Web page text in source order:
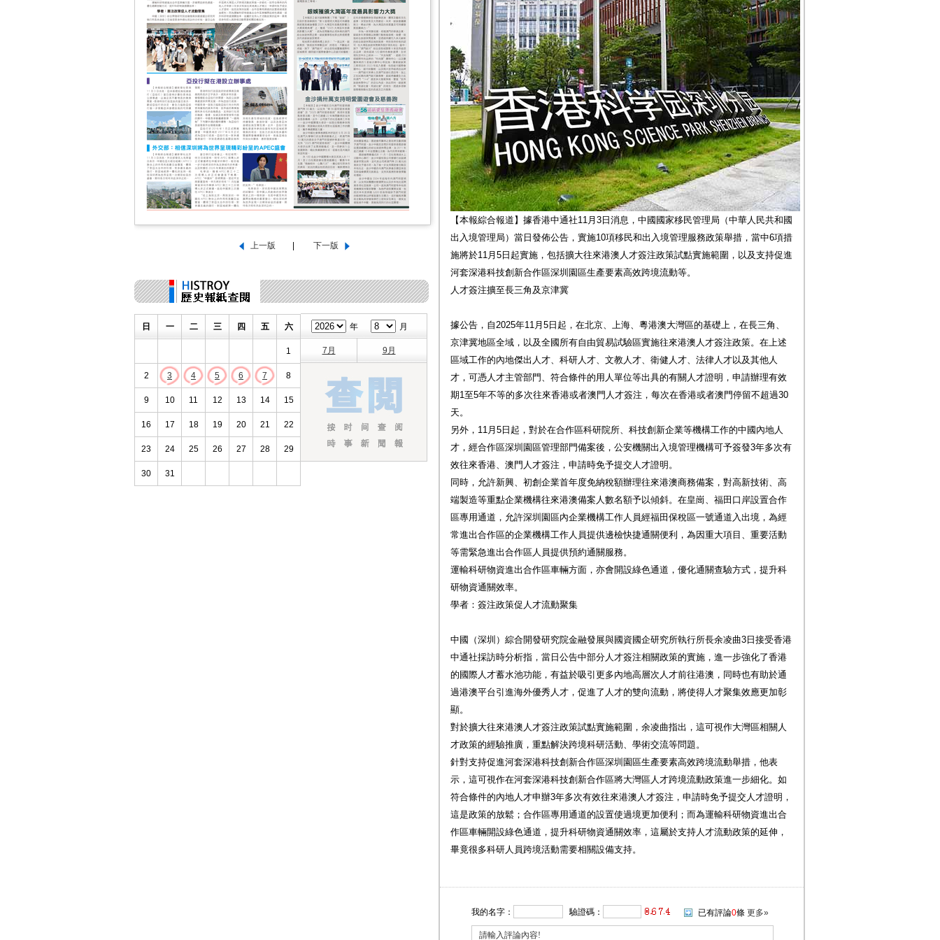
日 一 二 三 四 五 六
1
2 3 4 5 6 7 8
9 10 11 12 13 14 15
16 17 18 19 20 21 22
23 24 25 26 27 28 29
30 31
年 月
7月 9月
【本報綜合報道】據香港中通社11月3日消息，中國國家移民管理局（中華人民共和國
出入境管理局）當日發佈公告，實施10項移民和出入境管理服務政策舉措，當中6項措
施將於11月5日起實施，包括擴大往來港澳人才簽注政策試點實施範圍，以及支持促進
河套深港科技創新合作區深圳園區生產要素高效跨境流動等。
人才簽注擴至長三角及京津冀
據公告，自2025年11月5日起，在北京、上海、粵港澳大灣區的基礎上，在長三角、
京津冀地區全域，以及全國所有自由貿易試驗區實施往來港澳人才簽注政策。在上述
區域工作的內地傑出人才、科研人才、文教人才、衛健人才、法律人才以及其他人
才，可憑人才主管部門、符合條件的用人單位等出具的有關人才證明，申請辦理有效
期1至5年不等的多次往來香港或者澳門人才簽注，每次在香港或者澳門停留不超過30
天。
另外，11月5日起，對於在合作區科研院所、科技創新企業等機構工作的中國內地人
才，經合作區深圳園區管理部門備案後，公安機關出入境管理機構可予簽發3年多次有
效往來香港、澳門人才簽注，申請時免予提交人才證明。
同時，允許新興、初創企業首年度免納稅額辦理往來港澳商務備案，對高新技術、高
端製造等重點企業機構往來港澳備案人數名額予以傾斜。在皇崗、福田口岸設置合作
區專用通道，允許深圳園區內企業機構工作人員經福田保稅區一號通道入出境，為經
常進出合作區的企業機構工作人員提供邊檢快捷通關便利，為因重大項目、重要活動
等需緊急進出合作區人員提供預約通關服務。
運輸科研物資進出合作區車輛方面，亦會開設綠色通道，優化通關查驗方式，提升科
研物資通關效率。
學者：簽注政策促人才流動聚集
中國（深圳）綜合開發研究院金融發展與國資國企研究所執行所長余凌曲3日接受香港
中通社採訪時分析指，當日公告中部分人才簽注相關政策的實施，進一步強化了香港
的國際人才蓄水池功能，有益於吸引更多內地高層次人才前往港澳，同時也有助於通
過港澳平台引進海外優秀人才，促進了人才的雙向流動，將使得人才聚集效應更加彰
顯。
對於擴大往來港澳人才簽注政策試點實施範圍，余凌曲指出，這可視作大灣區相關人
才政策的經驗推廣，重點解決跨境科研活動、學術交流等問題。
針對支持促進河套深港科技創新合作區深圳園區生產要素高效跨境流動舉措，他表
示，這可視作在河套深港科技創新合作區將大灣區人才跨境流動政策進一步細化。如
符合條件的內地人才申辦3年多次有效往來港澳人才簽注，申請時免予提交人才證明，
這是政策的放鬆；合作區專用通道的設置使過境更加便利；而為運輸科研物資進出合
作區車輛開設綠色通道，提升科研物資通關效率，這屬於支持人才流動政策的延伸，
畢竟很多科研人員跨境活動需要相關設備支持。
我的名字： 驗證碼： 已有評論0條 更多»